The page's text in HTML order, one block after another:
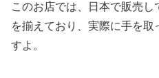
このお店では、日本で販売
を揃えており、実際に手を取
すよ。